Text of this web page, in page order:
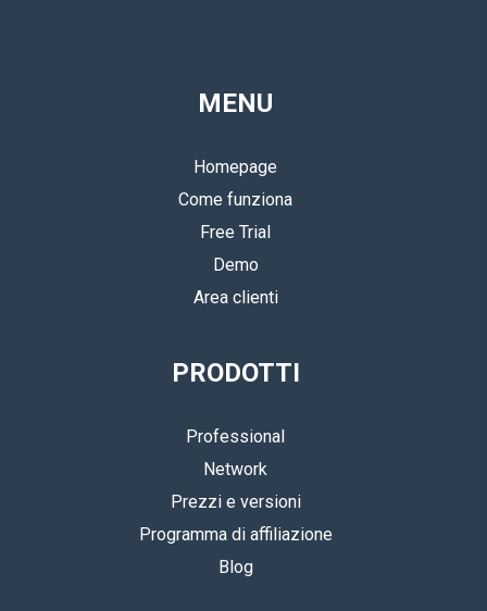
MENU
Homepage
Come funziona
Free Trial
Demo
Area clienti
PRODOTTI
Professional
Network
Prezzi e versioni
Programma di affiliazione
Blog